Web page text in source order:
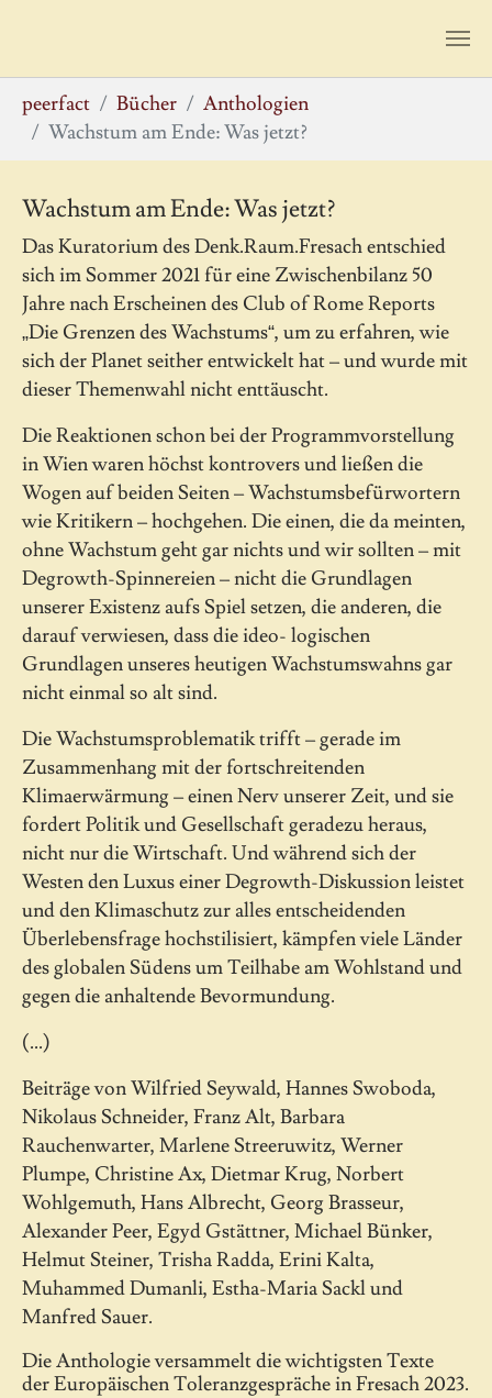
Zum Hauptinhalt springen
Sie sind hier:
peerfact Bücher
Anthologien
Wachstum am Ende: Was jetzt?
Wachstum am Ende: Was jetzt?
Das Kuratorium des Denk.Raum.Fresach entschied
sich im Sommer 2021 für eine Zwischenbilanz 50
Jahre nach Erscheinen des Club of Rome Reports
„Die Grenzen des Wachstums“, um zu erfahren, wie
sich der Planet seither entwickelt hat – und wurde mit
dieser Themenwahl nicht enttäuscht.
Die Reaktionen schon bei der Programmvorstellung
in Wien waren höchst kontrovers und ließen die
Wogen auf beiden Seiten – Wachstumsbefürwortern
wie Kritikern – hochgehen. Die einen, die da meinten,
ohne Wachstum geht gar nichts und wir sollten – mit
Degrowth-Spinnereien – nicht die Grundlagen
unserer Existenz aufs Spiel setzen, die anderen, die
darauf verwiesen, dass die ideo- logischen
Grundlagen unseres heutigen Wachstumswahns gar
nicht einmal so alt sind.
Die Wachstumsproblematik trifft – gerade im
Zusammenhang mit der fortschreitenden
Klimaerwärmung – einen Nerv unserer Zeit, und sie
fordert Politik und Gesellschaft geradezu heraus,
nicht nur die Wirtschaft. Und während sich der
Westen den Luxus einer Degrowth-Diskussion leistet
und den Klimaschutz zur alles entscheidenden
Überlebensfrage hochstilisiert, kämpfen viele Länder
des globalen Südens um Teilhabe am Wohlstand und
gegen die anhaltende Bevormundung.
(...)
Beiträge von Wilfried Seywald, Hannes Swoboda,
Nikolaus Schneider, Franz Alt, Barbara
Rauchenwarter, Marlene Streeruwitz, Werner
Plumpe, Christine Ax, Dietmar Krug, Norbert
Wohlgemuth, Hans Albrecht, Georg Brasseur,
Alexander Peer, Egyd Gstättner, Michael Bünker,
Helmut Steiner, Trisha Radda, Erini Kalta,
Muhammed Dumanli, Estha-Maria Sackl und
Manfred Sauer.
Die Anthologie versammelt die wichtigsten Texte
der Europäischen Toleranzgespräche in Fresach 2023.